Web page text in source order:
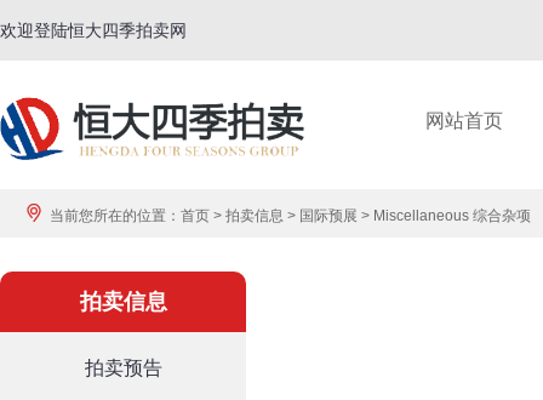
欢迎登陆恒大四季拍卖网
网站首页
当前您所在的位置： 首页 > 拍卖信息 > 国际预展 > Miscellaneous 综合杂项
拍卖信息
拍卖预告